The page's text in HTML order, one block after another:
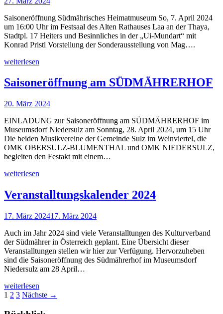
Saisoneröffnung Südmährisches Heimatmuseum So, 7. April 2024
um 16:00 Uhr im Festsaal des Alten Rathauses Laa an der Thaya,
Stadtpl. 17 Heiters und Besinnliches in der „Ui-Mundart“ mit
Konrad Pristl Vorstellung der Sonderausstellung von Mag….
weiterlesen
Saisoneröffnung am SÜDMÄHRERHOF
20. März 2024
EINLADUNG zur Saisoneröffnung am SÜDMÄHRERHOF im
Museumsdorf Niedersulz am Sonntag, 28. April 2024, um 15 Uhr
Die beiden Musikvereine der Gemeinde Sulz im Weinviertel, die
OMK OBERSULZ-BLUMENTHAL und OMK NIEDERSULZ,
begleiten den Festakt mit einem…
weiterlesen
Veranstalltungskalender 2024
17. März 202417. März 2024
Auch im Jahr 2024 sind viele Veranstalltungen des Kulturverband
der Südmährer in Österreich geplant. Eine Übersicht dieser
Veranstalltungen stellen wir hier zur Verfügung. Hervorzuheben
sind die Saisoneröffnung des Südmährerhof im Museumsdorf
Niedersulz am 28 April…
weiterlesen
1 2 3 Nächste →